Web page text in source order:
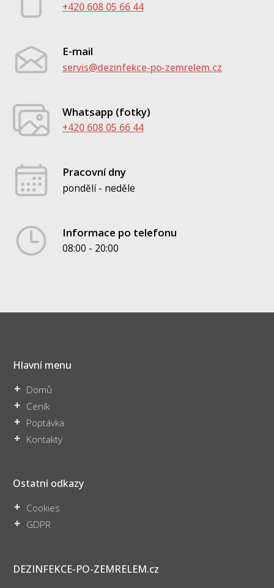
+420 608 05 66 44
E-mail
servis@dezinfekce-po-zemrelem.cz
Whatsapp (fotky)
+420 608 05 66 44
Pracovní dny
pondělí - neděle
Informace po telefonu
08:00 - 20:00
Hlavní menu
Domů
Ceník
Poptávka
Kontakty
Ostatní odkazy
Cookies
GDPR
DEZINFEKCE-PO-ZEMRELEM.cz